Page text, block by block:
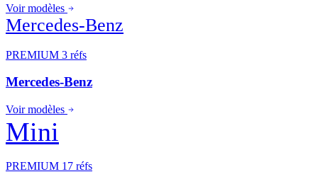
Voir modèles
Mercedes-Benz
PREMIUM 3 réfs
Mercedes-Benz
Voir modèles
Mini
PREMIUM 17 réfs